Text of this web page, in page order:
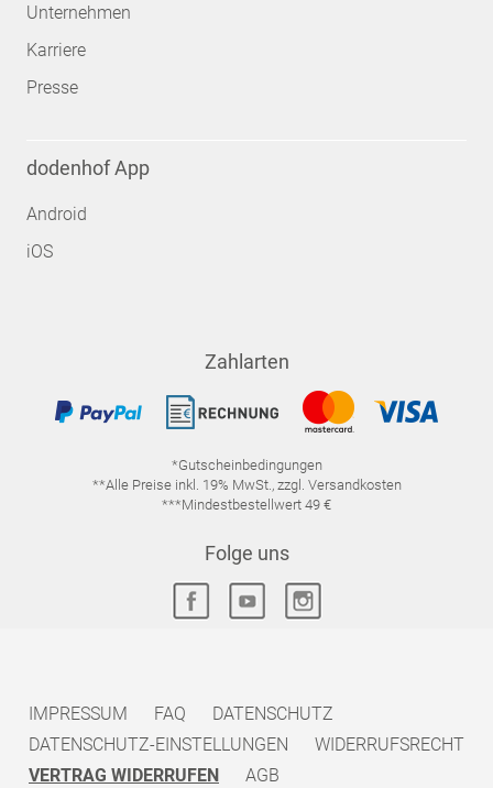
Unternehmen
Karriere
Presse
dodenhof App
Android
iOS
Zahlarten
*Gutscheinbedingungen
**Alle Preise inkl. 19% MwSt., zzgl. Versandkosten
***Mindestbestellwert 49 €
Folge uns
IMPRESSUM FAQ
DATENSCHUTZ
DATENSCHUTZ-EINSTELLUNGEN
WIDERRUFSRECHT
VERTRAG WIDERRUFEN
AGB